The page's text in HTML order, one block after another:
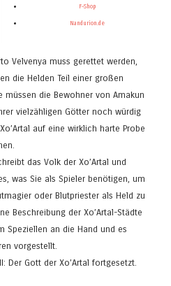
F-Shop
Nandurion.de
Velvenya muss gerettet werden,
die Helden Teil einer großen
müssen die Bewohner von Amakun
vielzähligen Götter noch würdig
auf eine wirklich harte Probe
das Volk der Xo’Artal und
was Sie als Spieler benötigen, um
oder Blutpriester als Held zu
Beschreibung der Xo’Artal-Städte
Speziellen an die Hand und es
vorgestellt.
Der Gott der Xo’Artal fortgesetzt.